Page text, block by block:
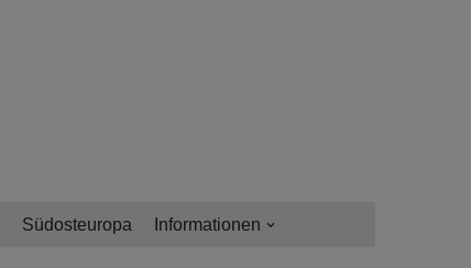
Südosteuropa Informationen